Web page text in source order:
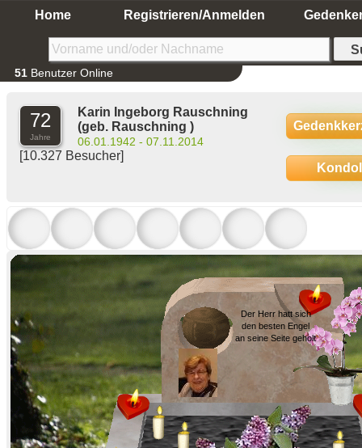
Home Registrieren/Anmelden
51 Benutzer Online
72
Jahre
Karin Ingeborg Rauschning
(geb. Rauschning )
06.01.1942 - 07.11.2014
[10.327 Besucher]
Der Herr hatt sich
den besten Engel
an seine Seite geholt